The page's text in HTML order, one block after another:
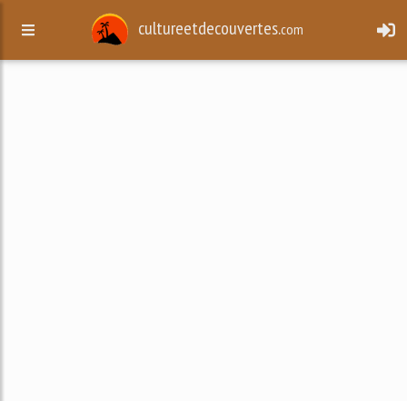
cultureetdecouvertes.com